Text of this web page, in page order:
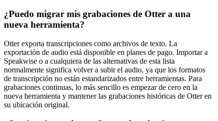
¿Puedo migrar mis grabaciones de Otter a una
nueva herramienta?
Otter exporta transcripciones como archivos de texto. La
exportación de audio está disponible en planes de pago. Importar a
Speakwise o a cualquiera de las alternativas de esta lista
normalmente significa volver a subir el audio, ya que los formatos
de transcripción no están estandarizados entre herramientas. Para
grabaciones continuas, lo más sencillo es empezar de cero en la
nueva herramienta y mantener las grabaciones históricas de Otter en
su ubicación original.